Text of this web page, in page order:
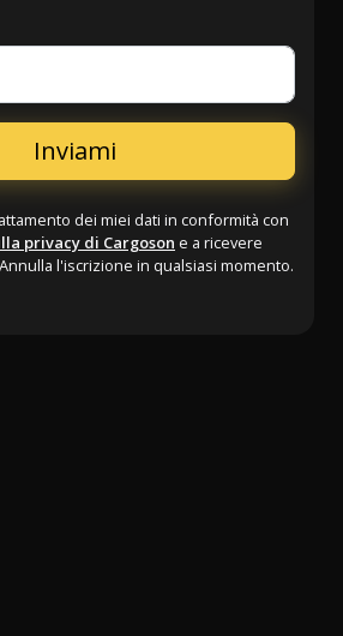
dei miei dati in conformità con
privacy di Cargoson e a ricevere
l'iscrizione in qualsiasi momento.